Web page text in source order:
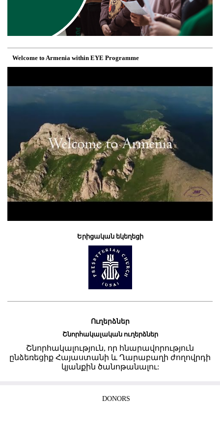
Welcome to Armenia within EYE Programme
Երիցական եկեղեցի
Ուղերձներ
Շնորհակալական ուղերձներ
Շնորհակալություն, որ հնարավորություն
ընձեռեցիք Հայաստանի և Ղարաբաղի ժողովրդի
կյանքին ծանոթանալու:
DONORS